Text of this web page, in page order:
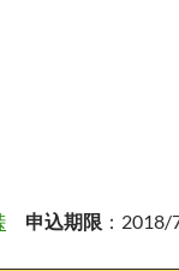
申込期限 ：2018/